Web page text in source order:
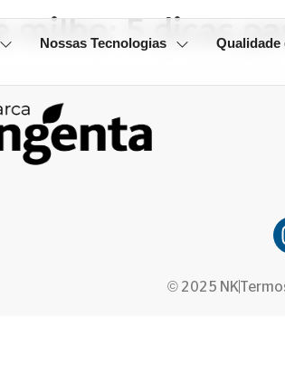
Nossas Tecnologias Qualidade
milho: 5 dicas
© 2025 NK